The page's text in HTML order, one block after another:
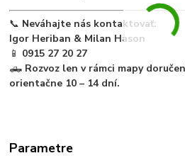
📞 Neváhajte nás kontaktovať:
Igor Heriban & Milan Hason
📱 0915 27 20 27
🛻 Rozvoz len v rámci mapy
orientačne 10 – 14 dní.
Parametre